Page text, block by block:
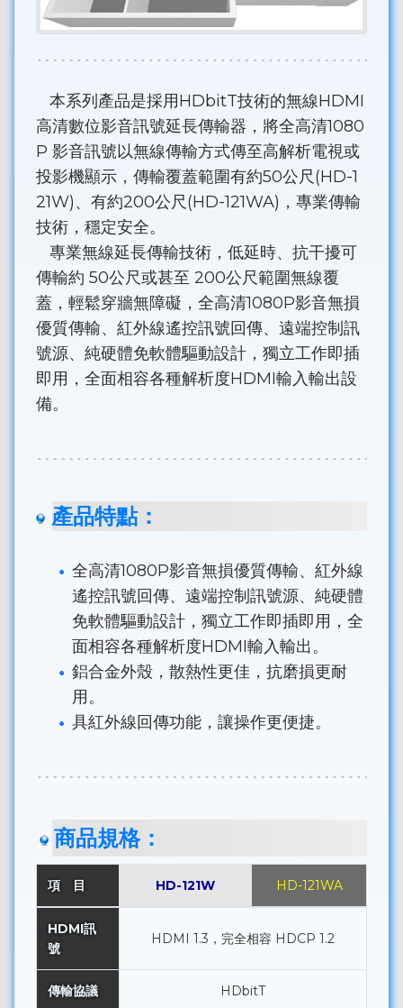
本系列產品是採用HDbitT技術的無線HDMI
高清數位影音訊號延長傳輸器，將全高清1080
P 影音訊號以無線傳輸方式傳至高解析電視或
投影機顯示，傳輸覆蓋範圍有約50公尺(HD-1
21W)、有約200公尺(HD-121WA)，專業傳輸
技術，穩定安全。
專業無線延長傳輸技術，低延時、抗干擾可
傳輸約 50公尺或甚至 200公尺範圍無線覆
蓋，輕鬆穿牆無障礙，全高清1080P影音無損
優質傳輸、紅外線遙控訊號回傳、遠端控制訊
號源、純硬體免軟體驅動設計，獨立工作即插
即用，全面相容各種解析度HDMI輸入輸出設
備。
產品特點：
全高清1080P影音無損優質傳輸、紅外線
遙控訊號回傳、遠端控制訊號源、純硬體
免軟體驅動設計，獨立工作即插即用，全
面相容各種解析度HDMI輸入輸出。
鋁合金外殼，散熱性更佳，抗磨損更耐
用。
具紅外線回傳功能，讓操作更便捷。
商品規格：
項 目 HD-121W HD-121WA
HDMI訊
號
HDMI 1.3，完全相容 HDCP 1.2
傳輸協議 HDbitT